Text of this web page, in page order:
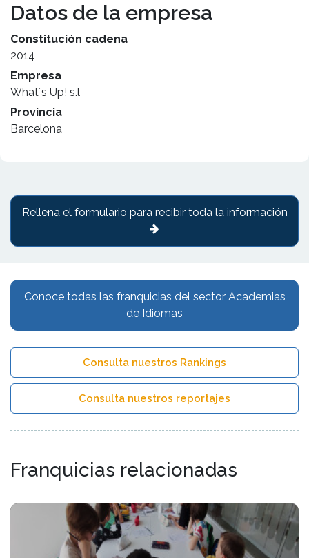
Datos de la empresa
Constitución cadena
2014
Empresa
What´s Up! s.l
Provincia
Barcelona
Conoce todas las franquicias del sector Academias
de Idiomas
Consulta nuestros Rankings
Consulta nuestros reportajes
Franquicias relacionadas